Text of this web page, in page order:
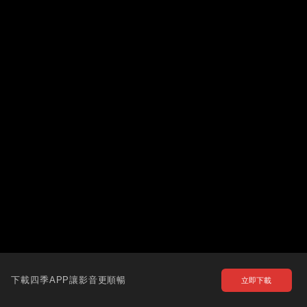
下載四季APP讓影音更順暢 立即下載